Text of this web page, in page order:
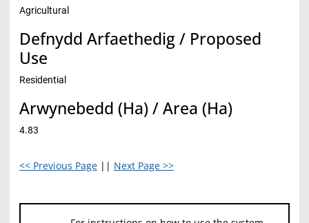
Agricultural
Defnydd Arfaethedig / Proposed
Use
Residential
Arwynebedd (Ha) / Area (Ha)
4.83
<< Previous Page || Next Page >>